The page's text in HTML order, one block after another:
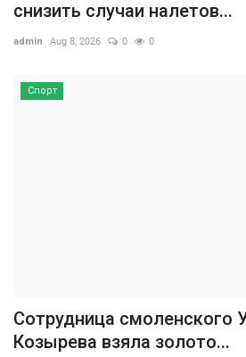
снизить случаи налетов...
admin Aug 8, 2026 0 0
Спорт
Сотрудница смоленского
Козырева взяла золото...